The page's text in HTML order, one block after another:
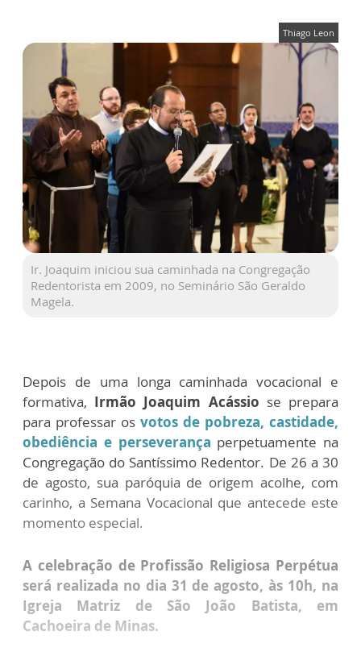
Thiago Leon
Ir. Joaquim iniciou sua caminhada na Congregação
Redentorista em 2009, no Seminário São Geraldo
Magela.
Depois de uma longa caminhada vocacional e
formativa, Irmão Joaquim Acássio se prepara
para professar os votos de pobreza, castidade,
obediência e perseverança perpetuamente na
Congregação do Santíssimo Redentor. De 26 a 30
de agosto, sua paróquia de origem acolhe, com
carinho, a Semana Vocacional que antecede este
momento especial.
A celebração de Profissão Religiosa Perpétua
será realizada no dia 31 de agosto, às 10h, na
Igreja Matriz de São João Batista, em
Cachoeira de Minas.